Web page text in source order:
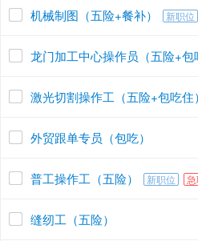
机械制图（五险+餐补） 新职位
龙门加工中心操作员（五险+包
激光切割操作工（五险+包吃住）
外贸跟单专员（包吃）
普工操作工（五险） 新职位
缝纫工（五险）